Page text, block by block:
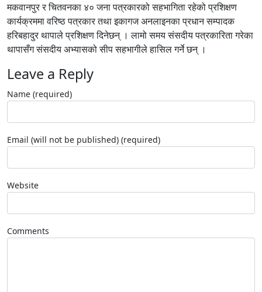
मकवानपुर र चितवनका ४० जना पत्रकारको सहभागिता रहेको प्रशिक्षण
कार्यक्रममा वरिष्ठ पत्रकार तथा इकागज अनलाइनका प्रधान सम्पादक
हरिबहादुर थापाले प्रशिक्षण दिनेछन् । लामो समय संसदीय पत्रकारिता गरेका
थापासँग संसदीय अभ्यासको सीप सहभागीले हासिल गर्ने छन् ।
Leave a Reply
Name (required)
Email (will not be published) (required)
Website
Comments